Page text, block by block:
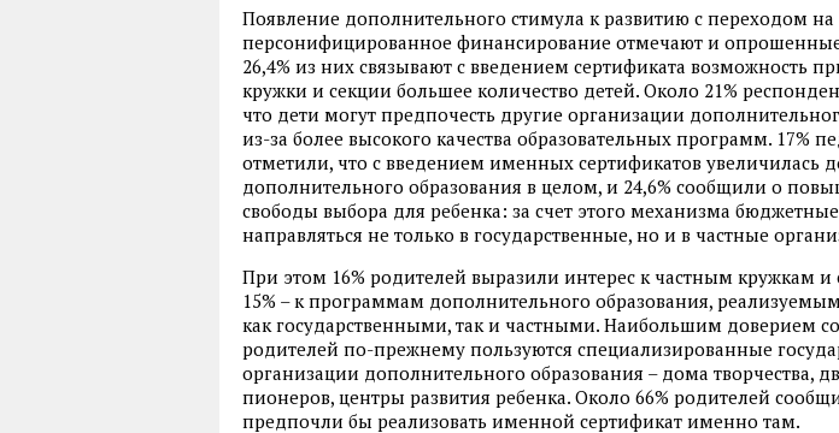
Появление дополнительного стимула к развитию с переходом на
персонифицированное финансирование отмечают и
26,4% из них связывают с введением сертификата возможность
кружки и секции большее количество детей. Около 21%
что дети могут предпочесть другие организации
из-за более высокого качества образовательных программ. 17%
отметили, что с введением именных сертификатов увеличилась
дополнительного образования в целом, и 24,6% сообщили о
свободы выбора для ребенка: за счет этого механизма
направляться не только в государственные, но и в частные
При этом 16% родителей выразили интерес к частным кружкам и
15% – к программам дополнительного образования,
как государственными, так и частными. Наибольшим доверием
родителей по-прежнему пользуются специализированные
организации дополнительного образования – дома творчества,
пионеров, центры развития ребенка. Около 66% родителей
предпочли бы реализовать именной сертификат именно там.